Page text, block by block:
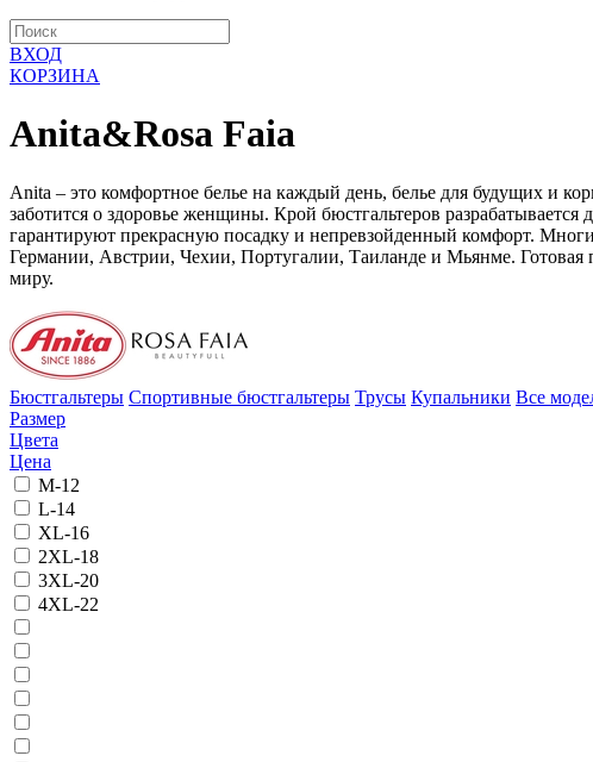
ВХОД
КОРЗИНА
Anita&Rosa Faia
Anita – это комфортное белье на каждый день, белье для будущих и
заботится о здоровье женщины. Крой бюстгальтеров
гарантируют прекрасную посадку и непревзойденный комфорт.
Германии, Австрии, Чехии, Португалии, Таиланде и Мьянме. Готовая
миру.
Бюстгальтеры Спортивные бюстгальтеры Трусы Купальники Все
Размер
Цвета
Цена
M-12
L-14
XL-16
2XL-18
3XL-20
4XL-22